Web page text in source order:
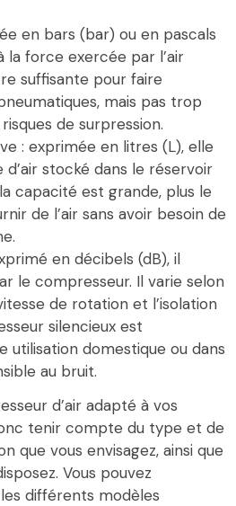
en bars (bar) ou en pascals
la force exercée par l’air
suffisante pour faire
mais pas trop
de surpression.
: exprimée en litres (L), elle
stocké dans le réservoir
capacité est grande, plus le
de l’air sans avoir besoin de
en décibels (dB), il
le compresseur. Il varie selon
de rotation et l’isolation
silencieux est
utilisation domestique ou dans
au bruit.
d’air adapté à vos
tenir compte du type et de
que vous envisagez, ainsi que
Vous pouvez
différents modèles